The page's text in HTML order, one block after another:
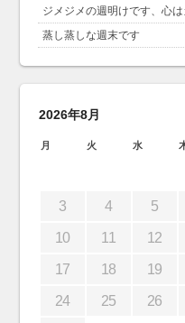
ジメジメの週明けです、心
蒸し蒸しな週末です
2026年8月
月 火 水
3 4 5
10 11 12
17 18 19
24 25 26